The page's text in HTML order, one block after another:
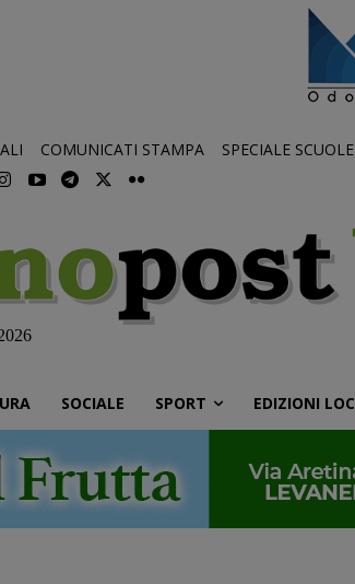
COMUNICATI STAMPA SPECIALE SCUOLE
SOCIALE SPORT EDIZIONI